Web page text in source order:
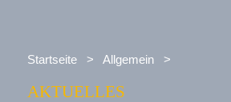
Startseite > Allgemein >
AKTUELLES